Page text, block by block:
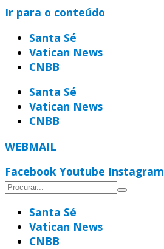
Ir para o conteúdo
Santa Sé
Vatican News
CNBB
Santa Sé
Vatican News
CNBB
WEBMAIL
Facebook Youtube Instagram
Santa Sé
Vatican News
CNBB